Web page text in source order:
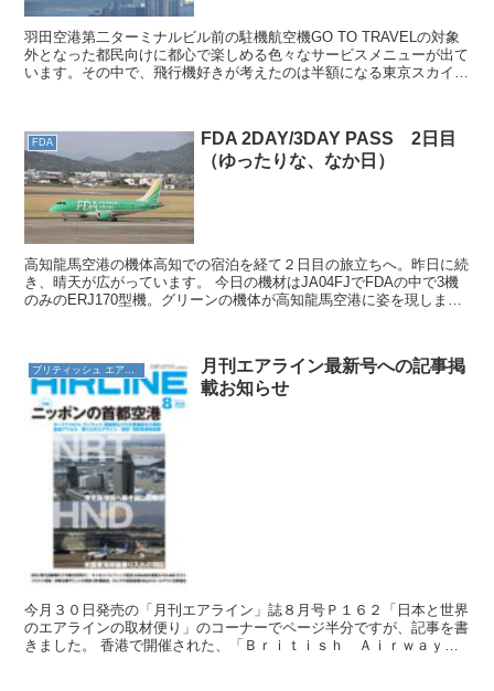
羽田空港第二ターミナルビル前の駐機航空機GO TO TRAVELの対象
外となった都民向けに都心で楽しめる色々なサービスメニューが出て
います。その中で、飛行機好きが考えたのは半額になる東京スカイツ
FDA
FDA 2DAY/3DAY PASS 2日目
（ゆったりな、なか日）
高知龍馬空港の機体高知での宿泊を経て２日目の旅立ちへ。昨日に続
き、晴天が広がっています。 今日の機材はJA04FJでFDAの中で3機
のみのERJ170型機。グリーンの機体が高知龍馬空港に姿を現しまし
月刊エアライン最新号への記事掲
載お知らせ
今月３０日発売の「月刊エアライン」誌８月号Ｐ１６２「日本と世界
のエアラインの取材便り」のコーナーでページ半分ですが、記事を書
きました。 香港で開催された、「Ｂｒｉｔｉｓｈ Ａｉｒｗａｙｓ